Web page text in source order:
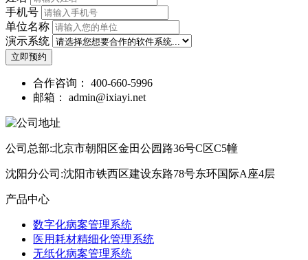
手机号
单位名称
演示系统
立即预约
合作咨询： 400-660-5996
邮箱： admin@ixiayi.net
公司总部:北京市朝阳区金田公园路36号C区C5幢
沈阳分公司:沈阳市铁西区建设东路78号东环国际A座4层
产品中心
数字化病案管理系统
医用耗材精细化管理系统
无纸化病案管理系统